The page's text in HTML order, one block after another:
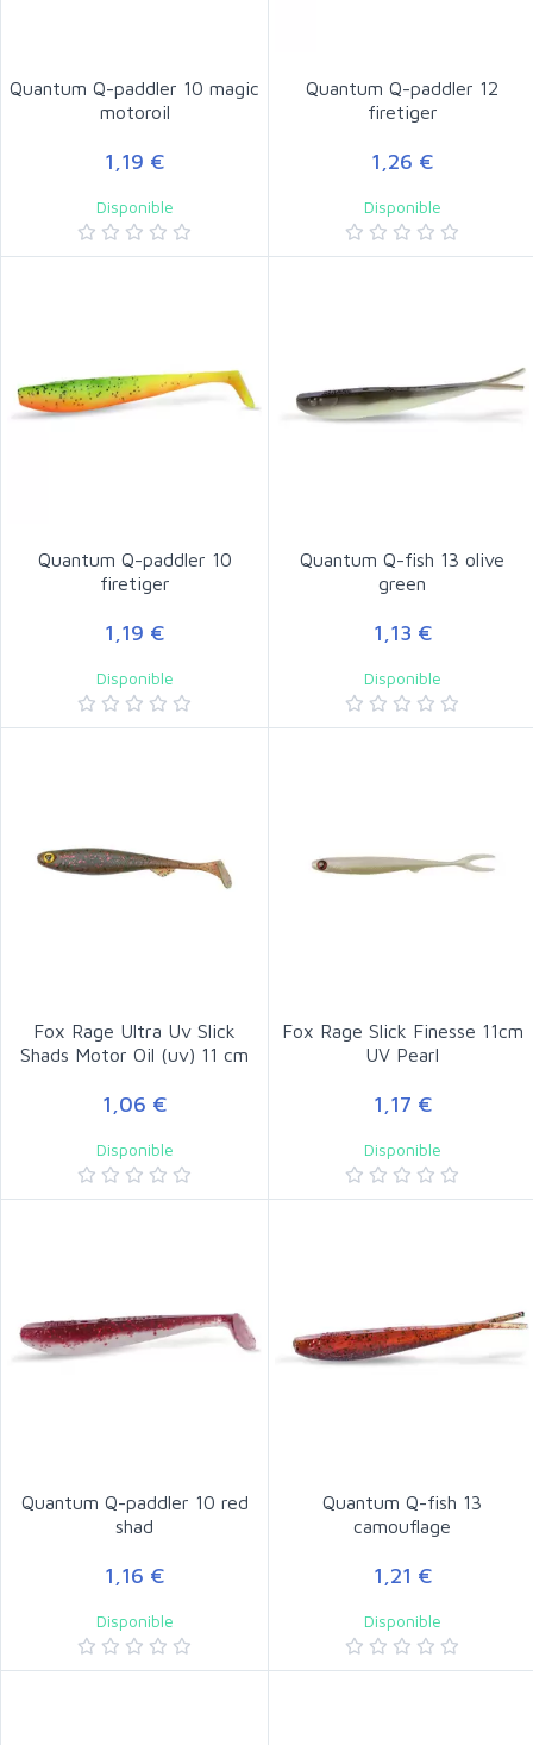
Quantum Q-paddler 10 magic
motoroil
1,19 €
Disponible
Quantum Q-paddler 12
firetiger
1,26 €
Disponible
Quantum Q-paddler 10
firetiger
1,19 €
Disponible
Quantum Q-fish 13 olive
green
1,13 €
Disponible
Fox Rage Ultra Uv Slick
Shads Motor Oil (uv) 11 cm
1,06 €
Disponible
Fox Rage Slick Finesse 11cm
UV Pearl
1,17 €
Disponible
Quantum Q-paddler 10 red
shad
1,16 €
Disponible
Quantum Q-fish 13
camouflage
1,21 €
Disponible